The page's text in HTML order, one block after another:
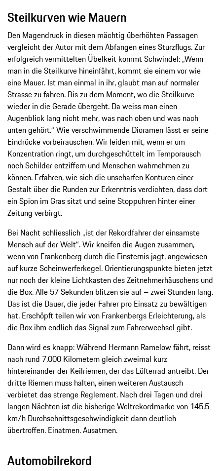
Steilkurven wie Mauern
Den Magendruck in diesen mächtig überhöhten Passagen
vergleicht der Autor mit dem Abfangen eines Sturzflugs. Zur
erfolgreich vermittelten Übelkeit kommt Schwindel: „Wenn
man in die Steilkurve hineinfährt, kommt sie einem vor wie
eine Mauer. Ist man einmal in ihr, glaubt man auf normaler
Strasse zu fahren. Bis zu dem Moment, wo die Steilkurve
wieder in die Gerade übergeht. Da weiss man einen
Augenblick lang nicht mehr, was nach oben und was nach
unten gehört.“ Wie verschwimmende Dioramen lässt er seine
Eindrücke vorbeirauschen. Wir leiden mit, wenn er um
Konzentration ringt, um durchgeschüttelt im Temporausch
noch Schilder entziffern und Menschen wahrnehmen zu
können. Erfahren, wie sich die unscharfen Konturen einer
Gestalt über die Runden zur Erkenntnis verdichten, dass dort
ein Spion im Gras sitzt und seine Stoppuhren hinter einer
Zeitung verbirgt.
Bei Nacht schliesslich „ist der Rekordfahrer der einsamste
Mensch auf der Welt“. Wir kneifen die Augen zusammen,
wenn von Frankenberg durch die Finsternis jagt, angewiesen
auf kurze Scheinwerferkegel. Orientierungspunkte bieten jetzt
nur noch der kleine Lichtkasten des Zeitnehmerhäuschens und
die Box. Alle 57 Sekunden blitzen sie auf – zwei Stunden lang.
Das ist die Dauer, die jeder Fahrer pro Einsatz zu bewältigen
hat. Erschöpft teilen wir von Frankenbergs Erleichterung, als
die Box ihm endlich das Signal zum Fahrerwechsel gibt.
Dann wird es knapp: Während Hermann Ramelow fährt, reisst
nach rund 7.000 Kilometern gleich zweimal kurz
hintereinander der Keilriemen, der das Lüfterrad antreibt. Der
dritte Riemen muss halten, einen weiteren Austausch
verbietet das strenge Reglement. Nach drei Tagen und drei
langen Nächten ist die bisherige Weltrekordmarke von 145,5
km/h Durchschnittsgeschwindigkeit dann deutlich
übertroffen. Einatmen. Ausatmen.
Automobilrekord